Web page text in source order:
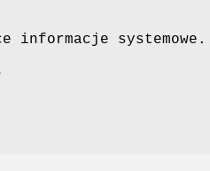
informacje systemowe.